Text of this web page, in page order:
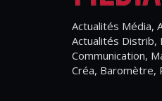
Actualités Média,
Actualités Distrib,
Communication,
Créa, Baromètre,